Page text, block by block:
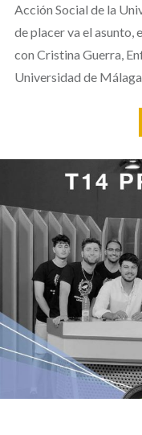
Acción Social de la
de placer va el asunto,
con Cristina Guerra,
Universidad de